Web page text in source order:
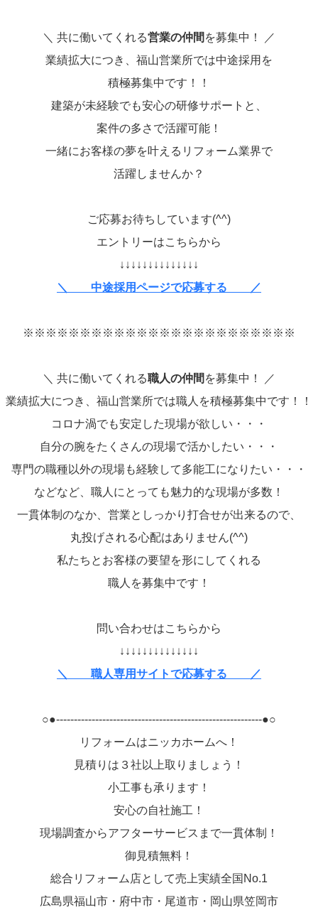
＼ 共に働いてくれる営業の仲間 を募集中！ ／
業績拡大につき、福山営業所では中途採用を
積極募集中です！！
建築が未経験でも安心の研修サポートと、
案件の多さで活躍可能！
一緒にお客様の夢を叶えるリフォーム業界で
活躍しませんか？
ご応募お待ちしています(^^)
エントリーはこちらから
↓↓↓↓↓↓↓↓↓↓↓↓↓↓
＼ 中途採用ページで応募する ／
※※※※※※※※※※※※※※※※※※※※※※※※
＼ 共に働いてくれる職人の仲間 を募集中！ ／
業績拡大につき、福山営業所では職人を積極募集中です！！
コロナ渦でも安定した現場が欲しい・・・
自分の腕をたくさんの現場で活かしたい・・・
専門の職種以外の現場も経験して多能工になりたい・・・
などなど、職人にとっても魅力的な現場が多数！
一貫体制のなか、営業としっかり打合せが出来るので、
丸投げされる心配はありません(^^)
私たちとお客様の要望を形にしてくれる
職人を募集中です！
問い合わせはこちらから
↓↓↓↓↓↓↓↓↓↓↓↓↓↓
＼ 職人専用サイトで応募する ／
○●----------------------------------------------------------●○
リフォームはニッカホームへ！
見積りは３社以上取りましょう！
小工事も承ります！
安心の自社施工！
現場調査からアフターサービスまで一貫体制！
御見積無料！
総合リフォーム店として売上実績全国No.1
広島県福山市・府中市・尾道市・岡山県笠岡市